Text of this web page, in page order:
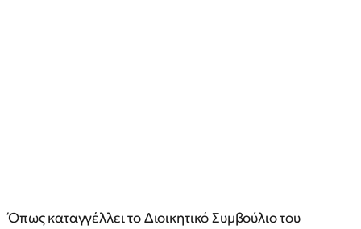
Όπως καταγγέλλει το Διοικητικό Συμβούλιο του